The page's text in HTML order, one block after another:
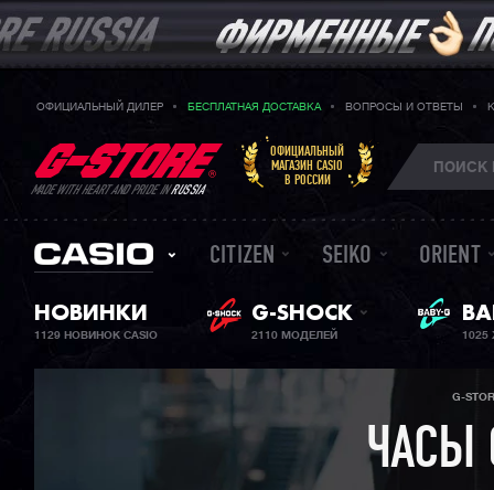
ОФИЦИАЛЬНЫЙ ДИЛЕР БЕСПЛАТНАЯ ДОСТАВКА ВОПРОСЫ И ОТВЕТЫ
MADE WITH HEART AND PRIDE INRUSSIA
ОФИЦИАЛЬНЫЙ
МАГАЗИН CASIO
В РОССИИ
CITIZEN SEIKO ORIENT
НОВИНКИ
1129 НОВИНОК CASIO
G-SHOCK
2110 МОДЕЛЕЙ
G-
ЧАСЫ